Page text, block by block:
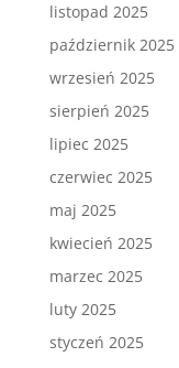
listopad 2025
październik 2025
wrzesień 2025
sierpień 2025
lipiec 2025
czerwiec 2025
maj 2025
kwiecień 2025
marzec 2025
luty 2025
styczeń 2025